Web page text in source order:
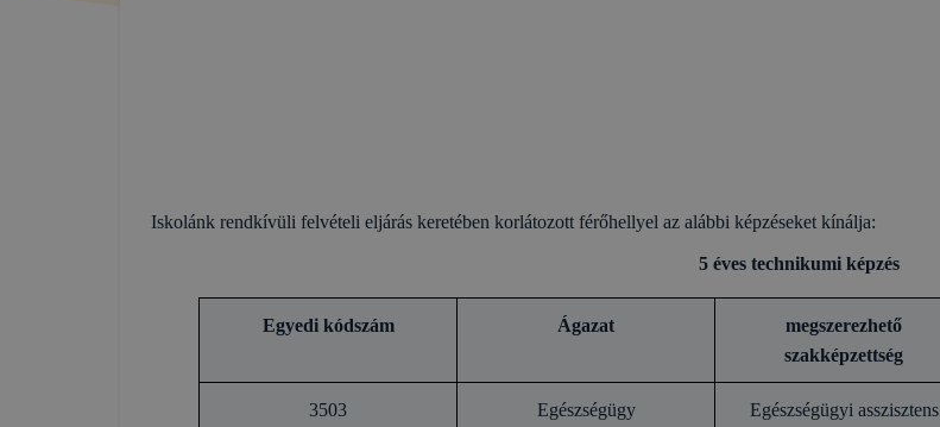
Iskolánk rendkívüli felvételi eljárás keretében korlátozott férőhellyel az alábbi képzéseket kínálja:
5 éves technikumi képzés
Egyedi kódszám Ágazat
megszerezhető
szakképzettség
3503 Egészségügy Egészségügyi asszisztens